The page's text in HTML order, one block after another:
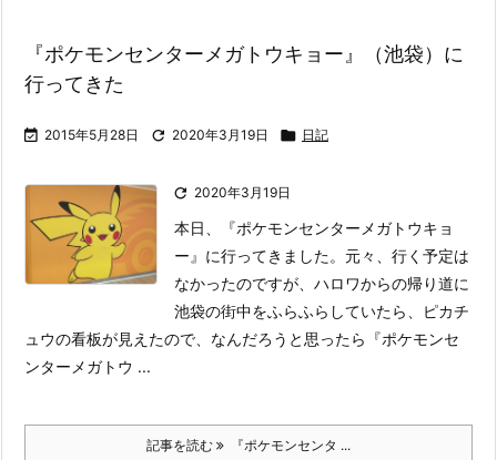
『ポケモンセンターメガトウキョー』（池袋）に
行ってきた
 2015年5月28日  2020年3月19日  日記
 2020年3月19日
本日、『ポケモンセンターメガトウキョ
ー』に行ってきました。 元々、行く予定は
なかったのですが、ハロワからの帰り道に
池袋の街中をふらふらしていたら、ピカチ
ュウの看板が見えたので、なんだろうと思ったら『ポケモンセ
ンターメガトウ ...
記事を読む 『ポケモンセンタ ...